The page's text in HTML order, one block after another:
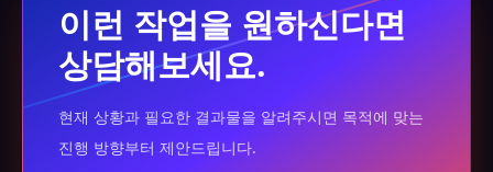
이런 작업을 원하신다면
상담해보세요.
현재 상황과 필요한 결과물을 알려주시면 목적에 맞는
진행 방향부터 제안드립니다.